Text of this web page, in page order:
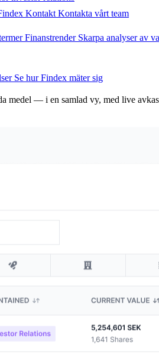
Kontakt Kontakta vårt team
Finanstrender Skarpa analyser av
Se hur Findex mäter sig
medel — i en samlad vy, med live